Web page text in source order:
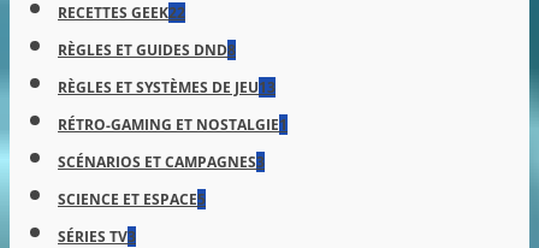
RECETTES GEEK22
RÈGLES ET GUIDES DND8
RÈGLES ET SYSTÈMES DE JEU13
RÉTRO-GAMING ET NOSTALGIE1
SCÉNARIOS ET CAMPAGNES3
SCIENCE ET ESPACE5
SÉRIES TV3